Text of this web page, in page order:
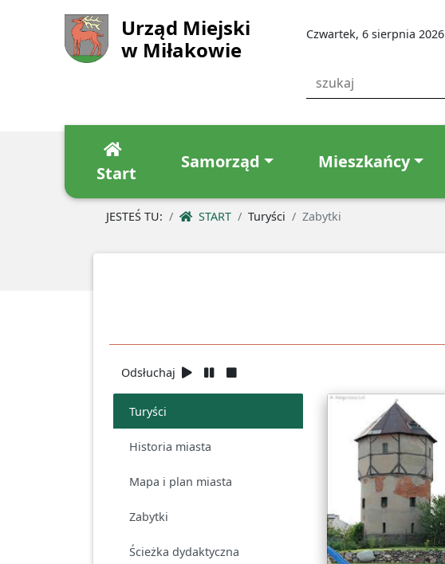
Urząd Miejski
w Miłakowie
Czwartek, 6 sierpnia 2026
Start
Samorząd Mieszkańcy
JESTEŚ TU: START Turyści Zabytki
Odsłuchaj
Turyści
Historia miasta
Mapa i plan miasta
Zabytki
Ścieżka dydaktyczna